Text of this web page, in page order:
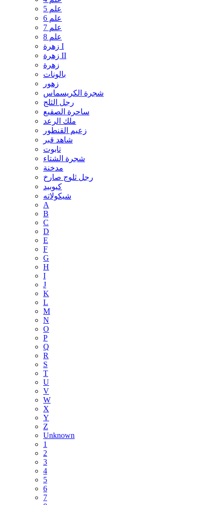
علم 5
علم 6
علم 7
علم 8
زهرة I
زهرة II
زهرة
بالونات
زهور
شجرة الكريسماس
رجل الثلج
ساحرة الصقيع
ملك الرعد
زعيم القنطور
شاهد قبر
تابوت
شجرة الشتاء
مدخنة
رجل ثلوج صارخ
كيوبيد
شيكولاته
A
B
C
D
E
F
G
H
I
J
K
L
M
N
O
P
Q
R
S
T
U
V
W
X
Y
Z
Unknown
1
2
3
4
5
6
7